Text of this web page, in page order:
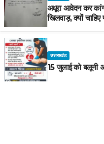
अधूरा आवेदन कर
खिलवाड़, क्यों
उत्तराखंड
15 जुलाई को बलूनी